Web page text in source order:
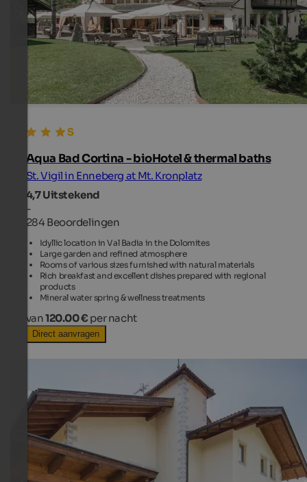
Aqua Bad Cortina - bioHotel & thermal baths
St. Vigil in Enneberg at Mt. Kronplatz
4,7Uitstekend
-
284 Beoordelingen
Idyllic location in Val Badia in the Dolomites
Large garden and refined atmosphere
Rooms of various sizes furnished with natural materials
Rich breakfast and excellent dishes prepared with regional
products
Mineral water spring & wellness treatments
van120.00 € per nacht
Direct aanvragen